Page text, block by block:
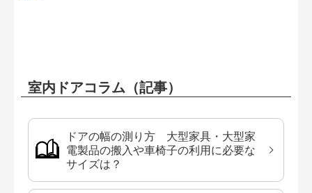
室内ドアコラム（記事）
ドアの幅の測り方 大型家具・大型家
電製品の搬入や車椅子の利用に必要な
サイズは？